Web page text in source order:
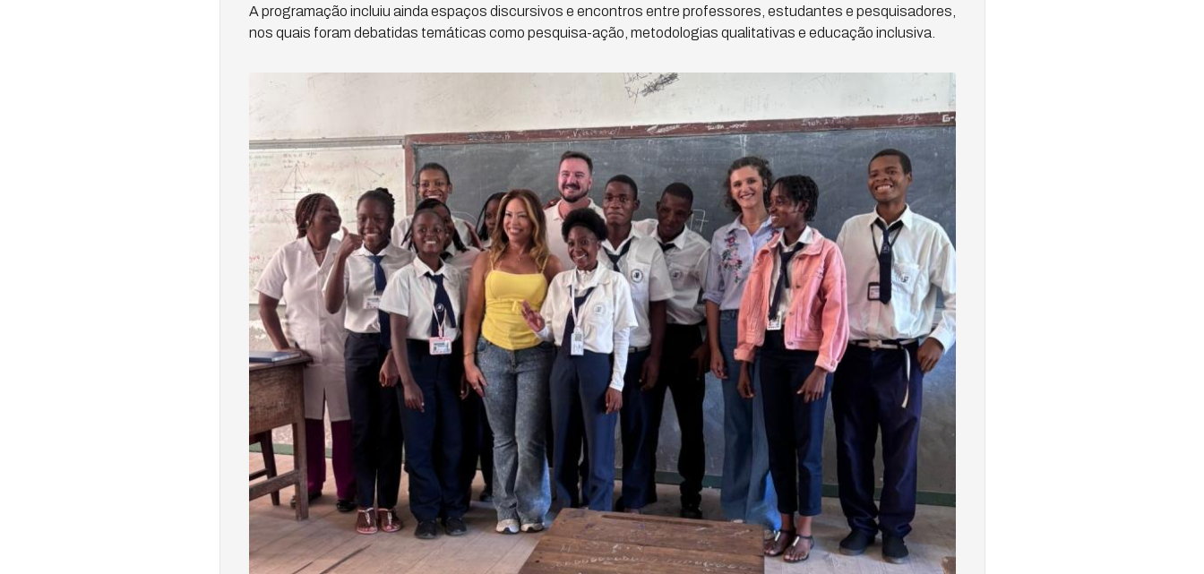
A programação incluiu ainda espaços discursivos e encontros entre professores, estudantes e pesquisadores,
nos quais foram debatidas temáticas como pesquisa-ação, metodologias qualitativas e educação inclusiva.